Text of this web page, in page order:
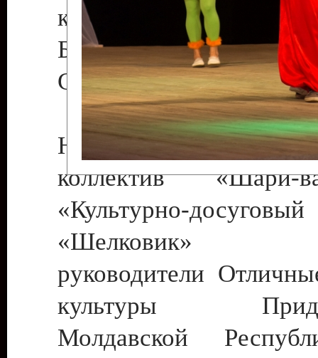
культуры с.
Бендеры ,
Светлана Георгиевна
Народный цирковой
коллектив
«Культурно-
«Шелковик»
руководители
культуры
Молдавской